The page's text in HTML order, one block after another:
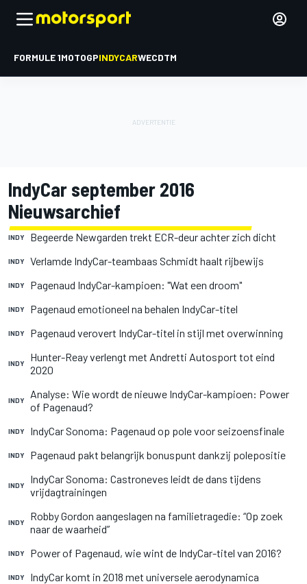
FORMULE 1MOTOGPINDYCARWECDTM
IndyCar september 2016
Nieuwsarchief
INDY Begeerde Newgarden trekt ECR-deur achter zich dicht
INDY Verlamde IndyCar-teambaas Schmidt haalt rijbewijs
INDY Pagenaud IndyCar-kampioen: "Wat een droom"
INDY Pagenaud emotioneel na behalen IndyCar-titel
INDY Pagenaud verovert IndyCar-titel in stijl met overwinning
INDY
Hunter-Reay verlengt met Andretti Autosport tot eind
2020
INDY
Analyse: Wie wordt de nieuwe IndyCar-kampioen: Power
of Pagenaud?
INDY IndyCar Sonoma: Pagenaud op pole voor seizoensfinale
INDY Pagenaud pakt belangrijk bonuspunt dankzij polepositie
INDY
IndyCar Sonoma: Castroneves leidt de dans tijdens
vrijdagtrainingen
INDY
Robby Gordon aangeslagen na familietragedie: “Op zoek
naar de waarheid”
INDY Power of Pagenaud, wie wint de IndyCar-titel van 2016?
INDY IndyCar komt in 2018 met universele aerodynamica